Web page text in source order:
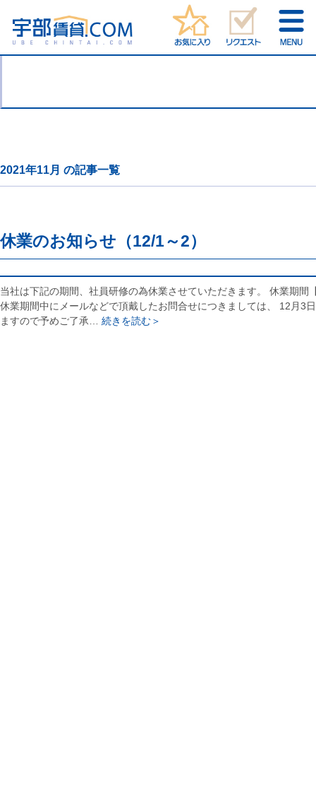
2021年11月 の記事一覧
休業のお知らせ（12/1～2）
当社は下記の期間、社員研修の為休業させていただきます。 休業期間
休業期間中にメールなどで頂戴したお問合せにつきましては、 12月3
ますので予めご了承… 続きを読む＞